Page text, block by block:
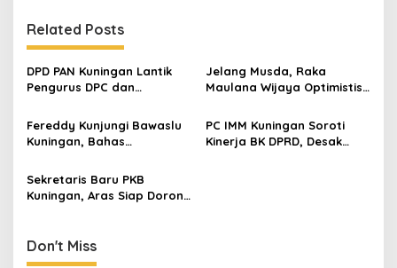
Related Posts
DPD PAN Kuningan Lantik
Pengurus DPC dan
Minimal Satu Dapil Satu
Kursi
Jelang Musda, Raka
Maulana Wijaya Optimistis
Golkar Kuningan
Fereddy Kunjungi Bawaslu
Kuningan, Bahas
Kelola Lembaga
PC IMM Kuningan Soroti
Kinerja BK DPRD, Desak
Sekretaris Baru PKB
Kuningan, Aras Siap Dorong
Don't Miss